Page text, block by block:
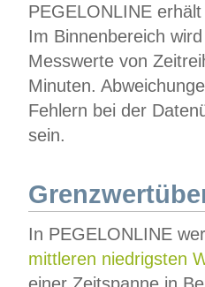
PEGELONLINE
Im Binnenbereich
Messwerte von
Minuten.
Fehlern bei der
sein.
In PEGELONLINE
mittleren niedrigsten
einer Zeitspanne in